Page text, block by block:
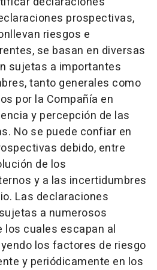
prospectivas,
riesgos e
se basan en diversas
sujetas a importantes
tanto generales como
por la Compañía en
y percepción de las
No se puede confiar en
debido, entre
de los
y a las incertidumbres
Las declaraciones
a numerosos
cuales escapan al
los factores de riesgo
y periódicamente en los